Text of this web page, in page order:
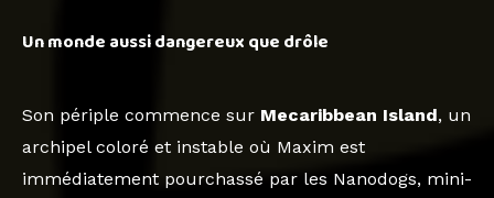
Un monde aussi dangereux que drôle
Son périple commence sur Mecaribbean Island, un
archipel coloré et instable où Maxim est
immédiatement pourchassé par les Nanodogs, mini-